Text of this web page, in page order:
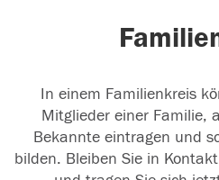
In einem Familienkreis
Mitglieder einer Familie,
Bekannte eintragen und
bilden. Bleiben Sie in